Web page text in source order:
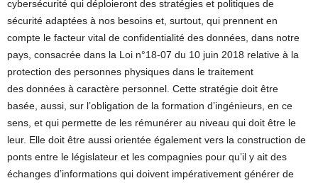
cybersécurité qui déploieront des stratégies et politiques de
sécurité adaptées à nos besoins et, surtout, qui prennent en
compte le facteur vital de confidentialité des données, dans notre
pays, consacrée dans la Loi n°18-07 du 10 juin 2018 relative à la
protection des personnes physiques dans le traitement
des données à caractère personnel. Cette stratégie doit être
basée, aussi, sur l’obligation de la formation d’ingénieurs, en ce
sens, et qui permette de les rémunérer au niveau qui doit être le
leur. Elle doit être aussi orientée également vers la construction de
ponts entre le législateur et les compagnies pour qu’il y ait des
échanges d’informations qui doivent impérativement générer de